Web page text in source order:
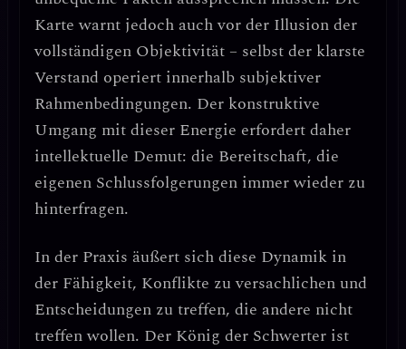
Karte warnt jedoch auch vor der Illusion der
vollständigen Objektivität – selbst der klarste
Verstand operiert innerhalb subjektiver
Rahmenbedingungen. Der konstruktive
Umgang mit dieser Energie erfordert daher
intellektuelle Demut: die Bereitschaft, die
eigenen Schlussfolgerungen immer wieder zu
hinterfragen.
In der Praxis äußert sich diese Dynamik in
der Fähigkeit, Konflikte zu versachlichenund
Entscheidungen zu treffen, die andere nicht
treffen wollen. Der König der Schwerter ist